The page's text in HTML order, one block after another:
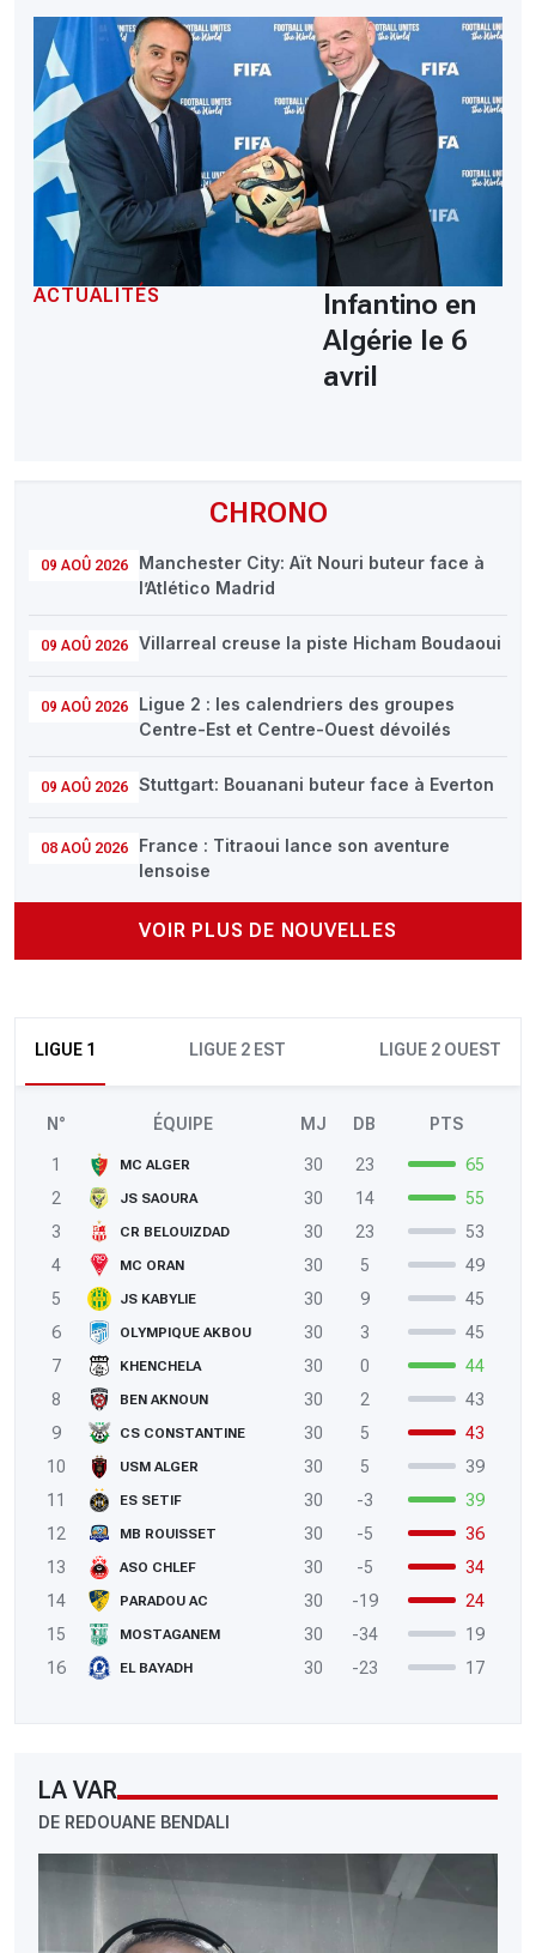
CHRONO
09 AOÛ 2026
Manchester City: Aït Nouri buteur face à
l’Atlético Madrid
09 AOÛ 2026 Villarreal creuse la piste Hicham Boudaoui
09 AOÛ 2026
Ligue 2 : les calendriers des groupes
Centre-Est et Centre-Ouest dévoilés
09 AOÛ 2026 Stuttgart: Bouanani buteur face à Everton
08 AOÛ 2026
France : Titraoui lance son aventure
lensoise
VOIR PLUS DE NOUVELLES
LIGUE 1 LIGUE 2 EST LIGUE 2 OUEST
N° ÉQUIPE MJ DB PTS
1 MC ALGER 30 23
65
2
JS SAOURA 30 14
55
3
CR BELOUIZDAD 30 23
53
4
MC ORAN 30 5
49
5
JS KABYLIE 30 9
45
6
OLYMPIQUE AKBOU 30 3
45
7
KHENCHELA 30 0
44
8
BEN AKNOUN 30 2
43
9
CS CONSTANTINE 30 5
43
10
USM ALGER 30 5
39
11
ES SETIF 30 -3
39
12
MB ROUISSET 30 -5
36
13
ASO CHLEF 30 -5
34
14
PARADOU AC 30 -19
24
15
MOSTAGANEM 30 -34
19
16
EL BAYADH 30 -23 17
LA VAR
DE REDOUANE BENDALI
ACTUALITÉS
Infantino en
Algérie le 6
avril